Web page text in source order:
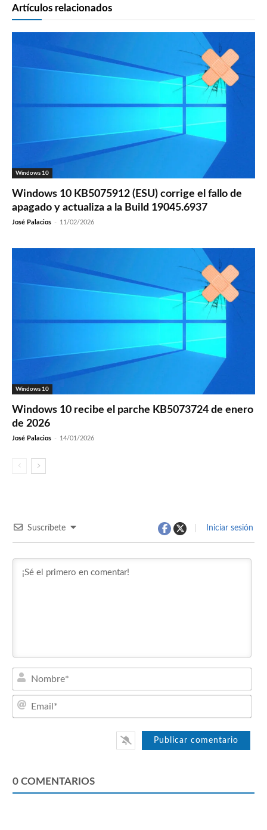
Artículos relacionados
Windows 10
Windows 10 KB5075912 (ESU) corrige el fallo de
apagado y actualiza a la Build 19045.6937
José Palacios - 11/02/2026
Windows 10
Windows 10 recibe el parche KB5073724 de enero
de 2026
José Palacios - 14/01/2026
Suscríbete Iniciar sesión
0 COMENTARIOS